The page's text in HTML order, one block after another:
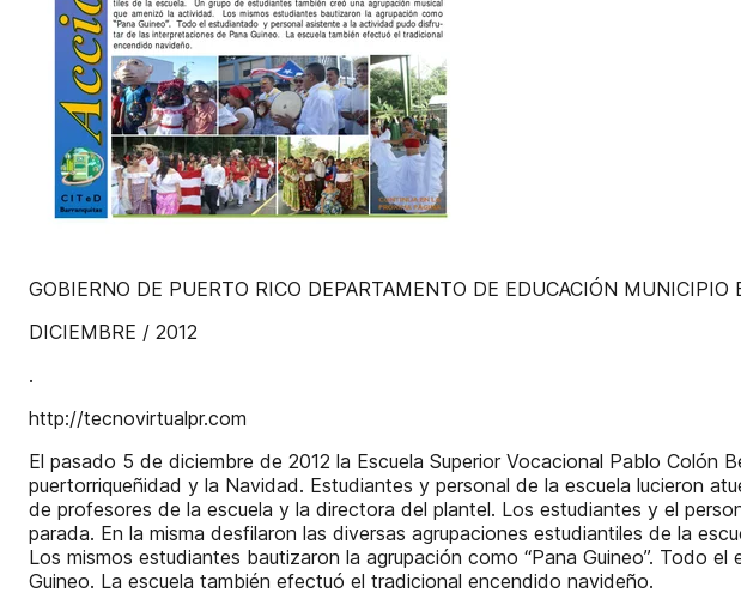
GOBIERNO DE PUERTO RICO DEPARTAMENTO DE EDUCACIÓN MUNICIPIO
DICIEMBRE / 2012
.
http://tecnovirtualpr.com
El pasado 5 de diciembre de 2012 la Escuela Superior Vocacional Pablo
puertorriqueñidad y la Navidad. Estudiantes y personal de la escuela lucieron
de profesores de la escuela y la directora del plantel. Los estudiantes y el
parada. En la misma desfilaron las diversas agrupaciones estudiantiles de la
Los mismos estudiantes bautizaron la agrupación como “Pana Guineo”. Todo
Guineo. La escuela también efectuó el tradicional encendido navideño.